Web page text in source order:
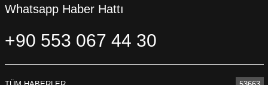
Whatsapp Haber Hattı
+90 553 067 44 30